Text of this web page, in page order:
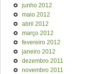
junho 2012
maio 2012
abril 2012
março 2012
fevereiro 2012
janeiro 2012
dezembro 2011
novembro 2011